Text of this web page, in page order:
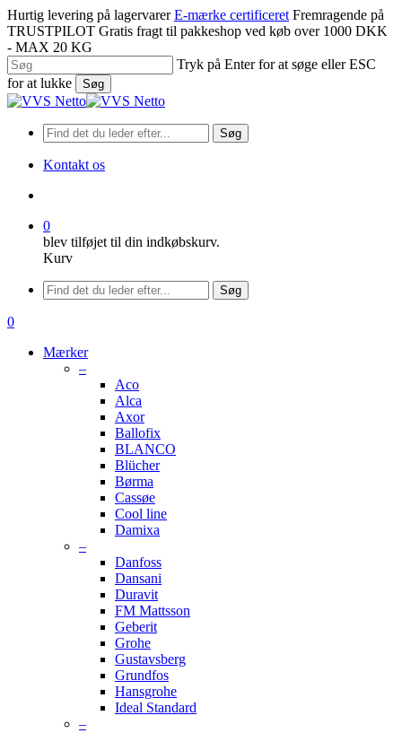
Spring
til
hovedindhold
Hurtig levering på lagervarer E-mærke certificeret Fremragende på
TRUSTPILOT Gratis fragt til pakkeshop ved køb over 1000 DKK
- MAX 20 KG
Tryk på Enter for at søge eller ESC
for at lukke
Søg
Luk
Søg
Kontakt os
0
blev tilføjet til din indkøbskurv.
Kurv
Menu
Søg
søge
0
Mærker
–
Aco
Alca
Axor
Ballofix
BLANCO
Blücher
Børma
Cassøe
Cool line
Damixa
–
Danfoss
Dansani
Duravit
FM Mattsson
Geberit
Grohe
Gustavsberg
Grundfos
Hansgrohe
Ideal Standard
–